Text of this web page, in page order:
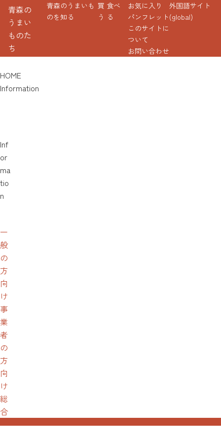
青森の
うまい
ものた
ち
青森のうまいも
のを知る
買
う
食べ
る
お気に入り
パンフレット
このサイトに
ついて
お問い合わせ
外国語サイト
(global)
HOME
Information
Inf
or
ma
tio
n
一
般
の
方
向
け
事
業
者
の
方
向
け
総
合